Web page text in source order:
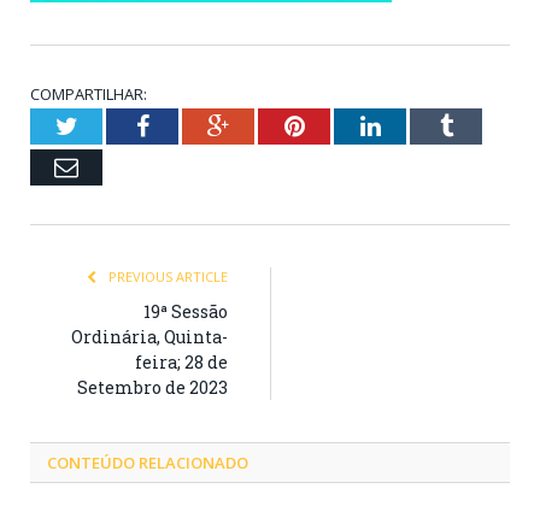
COMPARTILHAR:
TwitterFacebookGoogle+PinterestLinkedInTumblr
Email
PREVIOUS ARTICLE
19ª Sessão
Ordinária, Quinta-
feira; 28 de
Setembro de 2023
CONTEÚDO RELACIONADO